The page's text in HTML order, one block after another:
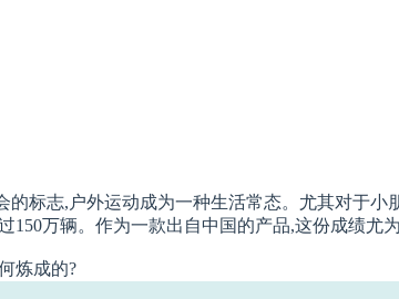
标志,户外运动成为一种生活常态。尤其对于
万辆。作为一款出自中国的产品,这份成绩尤为
炼成的?